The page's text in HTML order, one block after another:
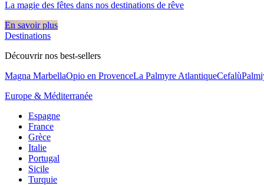
La magie des fêtes dans nos destinations de rêve​
En savoir plus
Destinations
Découvrir nos best-sellers
Magna MarbellaOpio en ProvenceLa Palmyre AtlantiqueCefalù
Europe & Méditerranée
Espagne
France
Grèce
Italie
Portugal
Sicile
Turquie